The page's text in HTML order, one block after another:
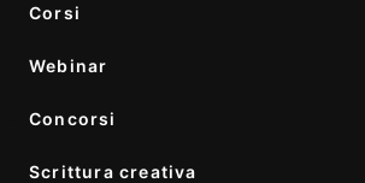
Corsi
Webinar
Concorsi
Scrittura creativa